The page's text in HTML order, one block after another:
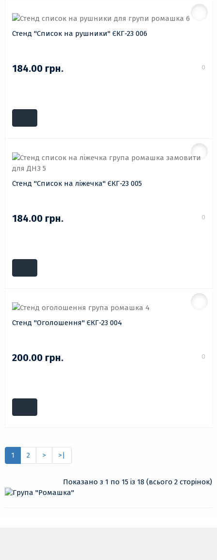
Стенд "Список на рушники" ЄКГ-23 006
184.00 грн. 0
Стенд "Список на ліжечка" ЄКГ-23 005
184.00 грн. 0
Стенд "Оголошення" ЄКГ-23 004
200.00 грн. 0
1 2 > >|
Показано з 1 по 15 із 18 (всього 2 сторінок)